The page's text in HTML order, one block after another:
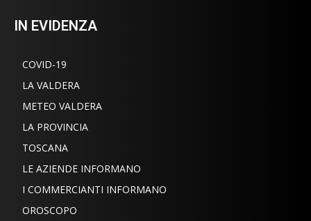
IN EVIDENZA
COVID-19
LA VALDERA
METEO VALDERA
LA PROVINCIA
TOSCANA
LE AZIENDE INFORMANO
I COMMERCIANTI INFORMANO
OROSCOPO